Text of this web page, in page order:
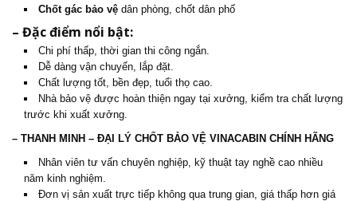
Chốt gác bảo vệ dân phòng, chốt dân phố
– Đặc điểm nổi bật:
Chi phí thấp, thời gian thi công ngắn.
Dễ dàng vận chuyển, lắp đặt.
Chất lượng tốt, bền đẹp, tuổi thọ cao.
Nhà bảo vệ được hoàn thiện ngay tại xưởng, kiểm tra chất lượng
trước khi xuất xưởng.
– THANH MINH – ĐẠI LÝ CHỐT BẢO VỆ VINACABIN CHÍNH HÃNG
Nhân viên tư vấn chuyên nghiệp, kỹ thuật tay nghề cao nhiều
năm kinh nghiệm.
Đơn vị sản xuất trực tiếp không qua trung gian, giá thấp hơn giá